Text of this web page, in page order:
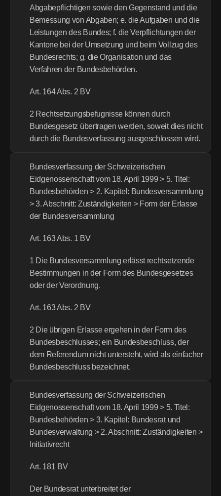
Abgabepflichtigen sowie den Gegenstand und die
Bemessung von Abgaben; e. die Aufgaben und die
Leistungen des Bundes; f. die Verpflichtungen der
Kantone bei der Umsetzung und beim Vollzug des
Bundesrechts; g. die Organisation und das
Verfahren der Bundesbehörden.
Art. 164 Abs. 2 BV
2 Rechtsetzungsbefugnisse können durch
Bundesgesetz übertragen werden, soweit dies nicht
durch die Bundesverfassung ausgeschlossen wird.
Bundesverfassung der Schweizerischen
Eidgenossenschaft vom 18. April 1999 > 5. Titel:
Bundesbehörden > 2. Kapitel: Bundesversammlung
> 3. Abschnitt: Zuständigkeiten > Form der Erlasse
der Bundesversammlung
Art. 163 Abs. 1 BV
1 Die Bundesversammlung erlässt rechtsetzende
Bestimmungen in der Form des Bundesgesetzes
oder der Verordnung.
Art. 163 Abs. 2 BV
2 Die übrigen Erlasse ergehen in der Form des
Bundesbeschlusses; ein Bundesbeschluss, der
dem Referendum nicht untersteht, wird als einfacher
Bundesbeschluss bezeichnet.
Bundesverfassung der Schweizerischen
Eidgenossenschaft vom 18. April 1999 > 5. Titel:
Bundesbehörden > 3. Kapitel: Bundesrat und
Bundesverwaltung > 2. Abschnitt: Zuständigkeiten >
Initiativrecht
Art. 181 BV
Der Bundesrat unterbreitet der